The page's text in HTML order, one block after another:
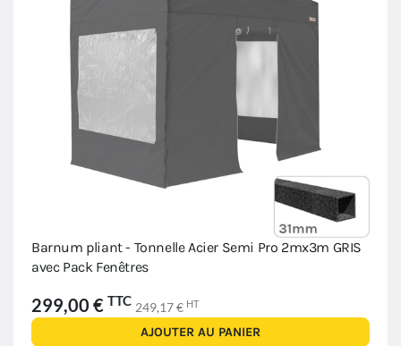
Barnum pliant - Tonnelle Acier Semi Pro 2mx3m GRIS
avec Pack Fenêtres
299,00 € TTC 249,17 € HT
AJOUTER AU PANIER